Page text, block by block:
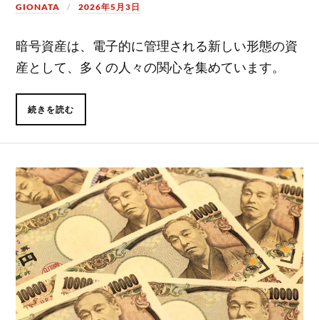
GIONATA 2026年5月3日
暗号資産は、電子的に管理される新しい形態の資
産として、多くの人々の関心を集めています。
続きを読む